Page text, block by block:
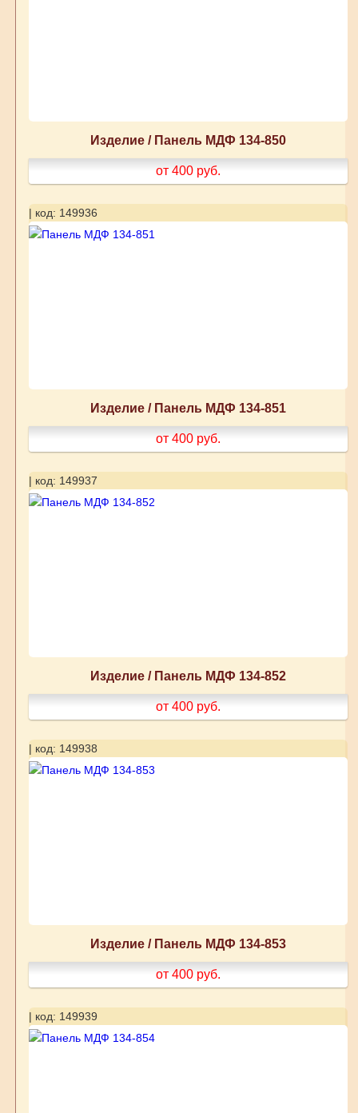
Изделие / Панель МДФ 134-850
от 400 руб.
| код: 149936
Изделие / Панель МДФ 134-851
от 400 руб.
| код: 149937
Изделие / Панель МДФ 134-852
от 400 руб.
| код: 149938
Изделие / Панель МДФ 134-853
от 400 руб.
| код: 149939